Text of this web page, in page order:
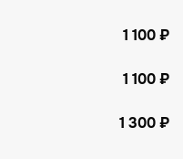
1 100 ₽
1 100 ₽
1 300 ₽